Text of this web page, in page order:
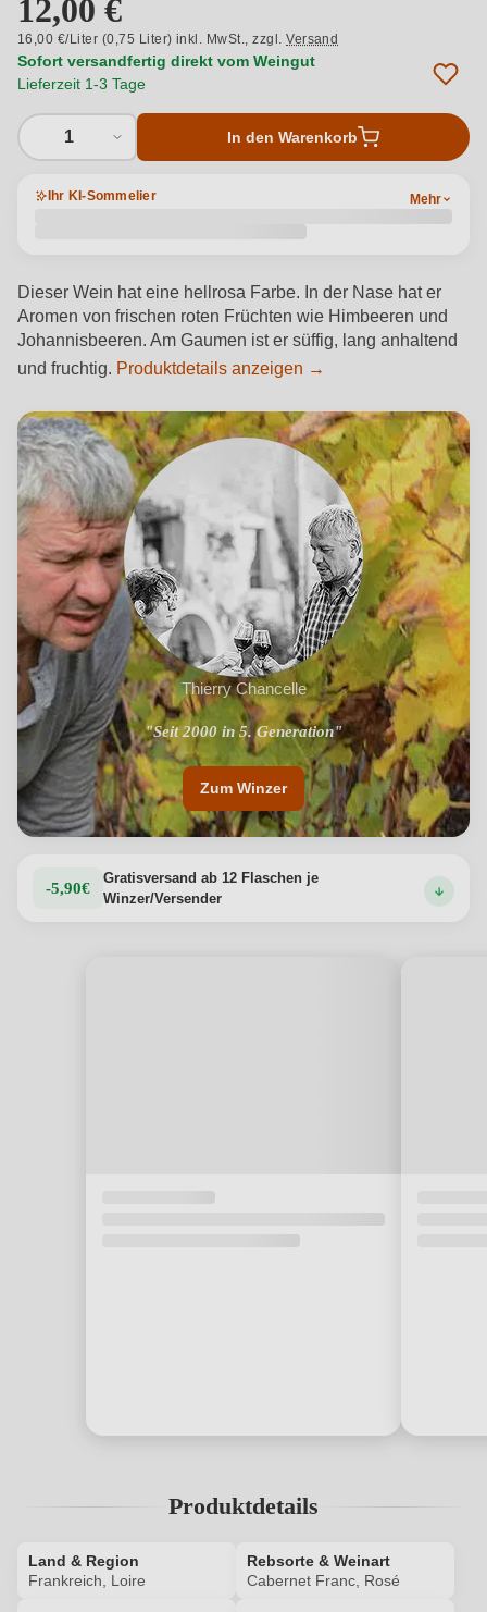
12,00 €
16,00 €/Liter (0,75 Liter) inkl. MwSt.,zzgl.Versand
Sofort versandfertig direkt vom Weingut
Lieferzeit 1-3 Tage
1 In den Warenkorb
Ihr KI-Sommelier Mehr
Dieser Wein hat eine hellrosa Farbe. In der Nase hat er
Aromen von frischen roten Früchten wie Himbeeren und
Johannisbeeren. Am Gaumen ist er süffig, lang anhaltend
und fruchtig. Produktdetails anzeigen →
Thierry Chancelle
"Seit 2000 in 5. Generation"
"14 Hektar Reben an der Loire"
Zum Winzer
-5,90€
Gratisversand ab 12 Flaschen je
Winzer/Versender
Produktdetails
Land & Region
Frankreich, Loire
Rebsorte & Weinart
Cabernet Franc, Rosé